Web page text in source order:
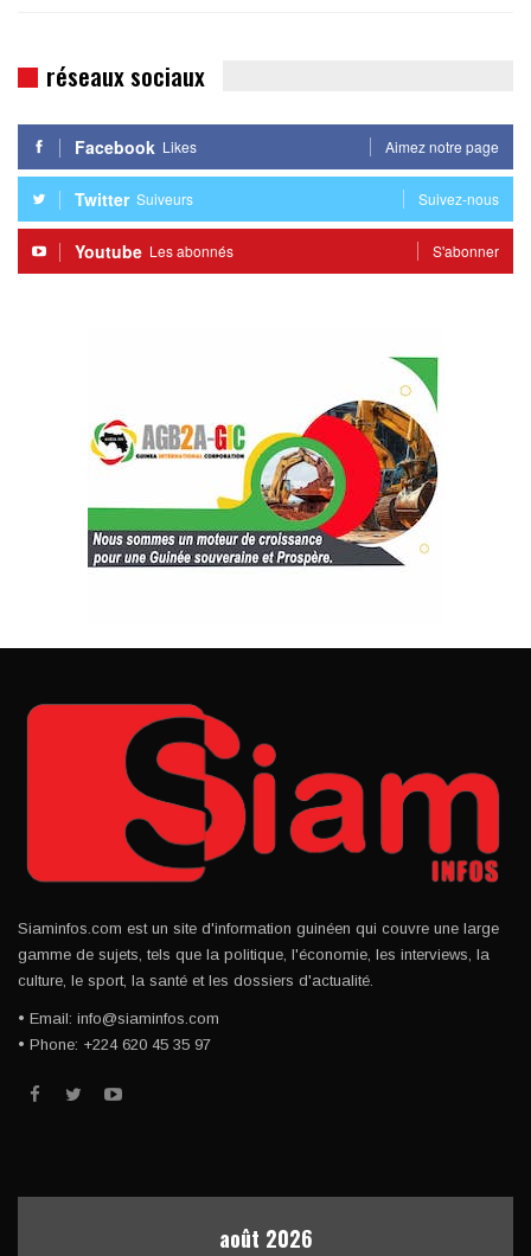
réseaux sociaux
Facebook Likes Aimez notre page
Twitter Suiveurs Suivez-nous
Youtube Les abonnés S'abonner
Siaminfos.com est un site d'information guinéen qui couvre une large
gamme de sujets, tels que la politique, l'économie, les interviews, la
culture, le sport, la santé et les dossiers d'actualité.
• Email: info@siaminfos.com
• Phone: +224 620 45 35 97
août 2026